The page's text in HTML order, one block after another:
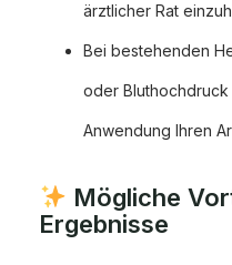
ärztlicher Rat
Bei bestehenden
oder
Anwendung Ihren
Mögliche
Ergebnisse